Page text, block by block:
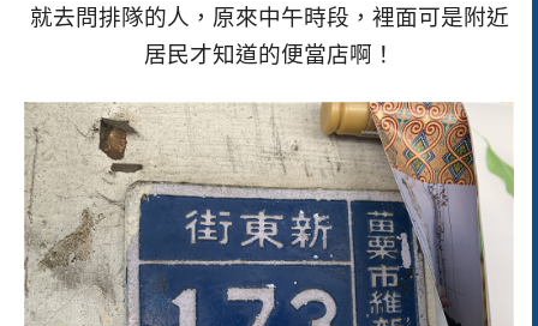
就去問排隊的人，原來中午時段，裡面可是附近
居民才知道的便當店啊！